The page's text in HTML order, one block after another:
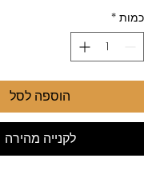
כמות *
הוספה לסל
לקנייה מהירה